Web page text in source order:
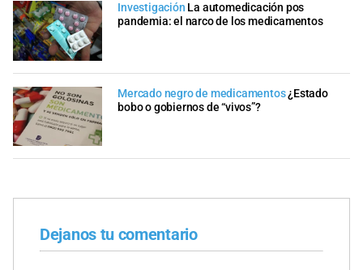
Investigación La automedicación pos
pandemia: el narco de los medicamentos
Mercado negro de medicamentos¿Estado
bobo o gobiernos de “vivos”?
Dejanos tu comentario